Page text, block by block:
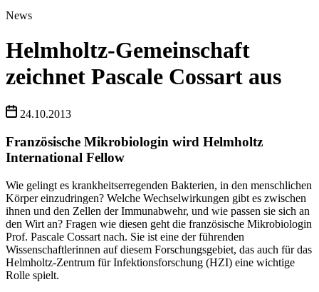
News
Helmholtz-Gemeinschaft
zeichnet Pascale Cossart aus
24.10.2013
Französische Mikrobiologin wird Helmholtz
International Fellow
Wie gelingt es krankheitserregenden Bakterien, in den menschlichen
Körper einzudringen? Welche Wechselwirkungen gibt es zwischen
ihnen und den Zellen der Immunabwehr, und wie passen sie sich an
den Wirt an? Fragen wie diesen geht die französische Mikrobiologin
Prof. Pascale Cossart nach. Sie ist eine der führenden
Wissenschaftlerinnen auf diesem Forschungsgebiet, das auch für das
Helmholtz-Zentrum für Infektionsforschung (HZI) eine wichtige
Rolle spielt.